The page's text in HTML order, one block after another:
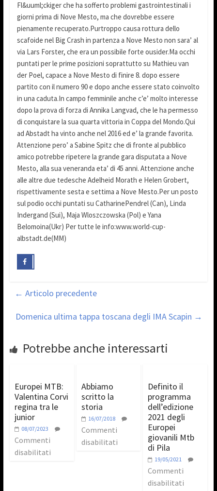
Fl&uuml;ckiger che ha sofferto problemi gastrointestinali i
giorni prima di Nove Mesto, ma che dovrebbe essere
pienamente recuperato.Purtroppo causa rottura dello
scafoide nel Big Crash in partenza a Nove Mesto non sara’ al
via Lars Forster, che era un possibile forte ousider.Ma occhi
puntati per le prime posizioni soprattutto su Mathieu van
der Poel, capace a Nove Mesto di finire 8. dopo essere
partito con il numero 90 e dopo anche essere stato coinvolto
in una caduta.In campo femminile anche c’e’ molto interesse
dopo la prova di forza di Annika Langvad, che le ha permesso
di conquistare la sua quarta vittoria in Coppa del Mondo.Qui
ad Abstadt ha vinto anche nel 2016 ed e’ la grande favorita.
Attenzione pero’ a Sabine Spitz che di fronte al pubblico
amico potrebbe ripetere la grande gara disputata a Nove
Mesto, alla sua veneranda eta’ di 45 anni. Attenzione anche
alle altre due tedesche Adelheid Morath e Helen Grobert,
rispettivamente sesta e settima a Nove Mesto.Per un posto
sul podio occhi puntati su CatharinePendrel (Can), Linda
Indergand (Sui), Maja Wloszczowska (Pol) e Yana
Belomoina(Ukr) Per tutte le info:www.world-cup-
albstadt.de(MM)
← Articolo precedente
Domenica ultima tappa toscana degli IMA Scapin →
Potrebbe anche interessarti
Europei MTB:
Valentina Corvi
regina tra le
junior
08/07/2023
Commenti
disabilitati
Abbiamo
scritto la
storia
16/07/2018
Commenti
disabilitati
Definito il
programma
dell’edizione
2021 degli
Europei
giovanili Mtb
di Pila
19/05/2021
Commenti
disabilitati